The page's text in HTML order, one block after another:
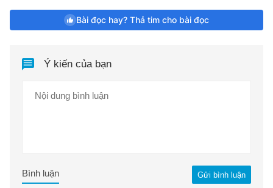
Bài đọc hay? Thả tim cho bài đọc
Ý kiến của bạn
Gửi bình luận
Bình luận